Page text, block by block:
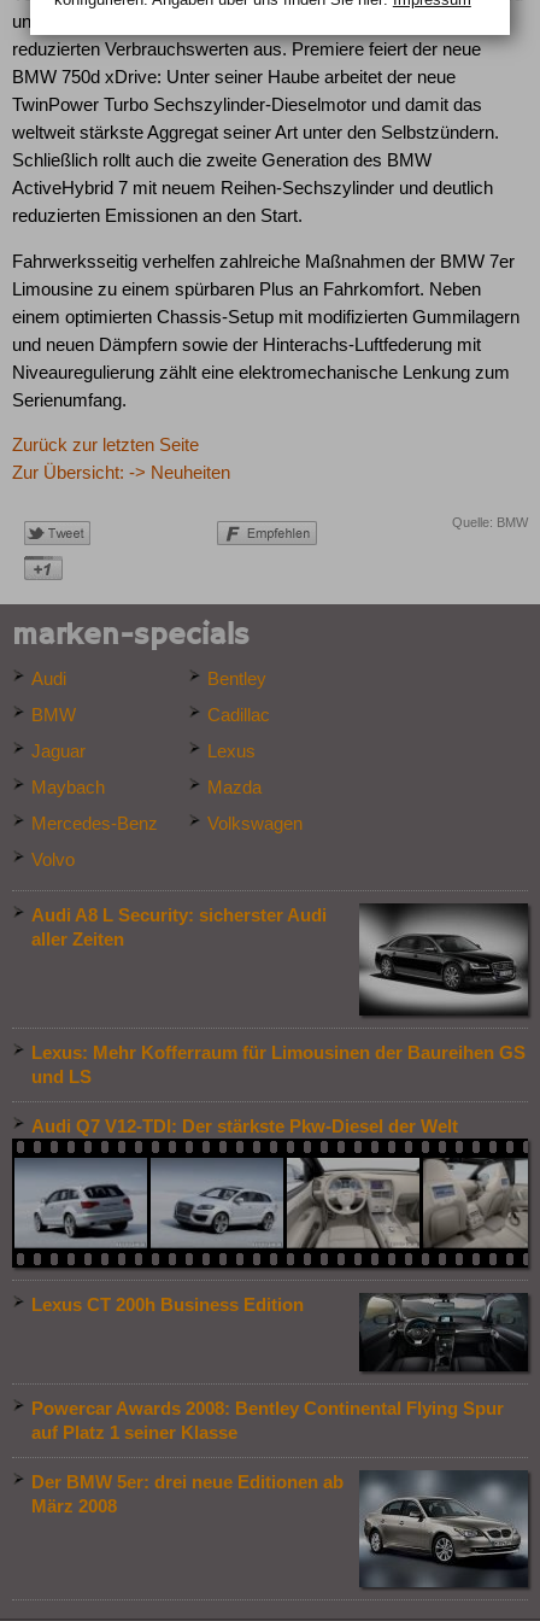
und BMW 740d zeichnen sich durch gesteigerte Leistung bei
reduzierten Verbrauchswerten aus. Premiere feiert der neue
BMW 750d xDrive: Unter seiner Haube arbeitet der neue
TwinPower Turbo Sechszylinder-Dieselmotor und damit das
weltweit stärkste Aggregat seiner Art unter den Selbstzündern.
Schließlich rollt auch die zweite Generation des BMW
ActiveHybrid 7 mit neuem Reihen-Sechszylinder und deutlich
reduzierten Emissionen an den Start.
Fahrwerksseitig verhelfen zahlreiche Maßnahmen der BMW 7er
Limousine zu einem spürbaren Plus an Fahrkomfort. Neben
einem optimierten Chassis-Setup mit modifizierten Gummilagern
und neuen Dämpfern sowie der Hinterachs-Luftfederung mit
Niveauregulierung zählt eine elektromechanische Lenkung zum
Serienumfang.
Zurück zur letzten Seite
Zur Übersicht: -> Neuheiten
Quelle: BMW
marken-specials
Audi
Bentley
BMW
Cadillac
Jaguar
Lexus
Maybach
Mazda
Mercedes-Benz
Volkswagen
Volvo
Audi A8 L Security: sicherster Audi
aller Zeiten
Lexus: Mehr Kofferraum für Limousinen der Baureihen GS
und LS
Audi Q7 V12-TDI: Der stärkste Pkw-Diesel der Welt
Lexus CT 200h Business Edition
Powercar Awards 2008: Bentley Continental Flying Spur
auf Platz 1 seiner Klasse
Der BMW 5er: drei neue Editionen ab
März 2008